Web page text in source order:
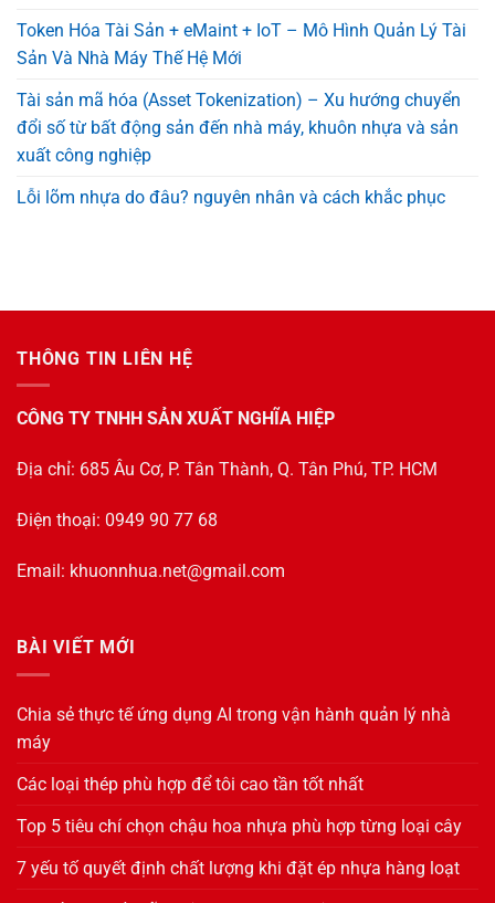
Token Hóa Tài Sản + eMaint + IoT – Mô Hình Quản Lý Tài
Sản Và Nhà Máy Thế Hệ Mới
Tài sản mã hóa (Asset Tokenization) – Xu hướng chuyển
đổi số từ bất động sản đến nhà máy, khuôn nhựa và sản
xuất công nghiệp
Lỗi lõm nhựa do đâu? nguyên nhân và cách khắc phục
THÔNG TIN LIÊN HỆ
CÔNG TY TNHH SẢN XUẤT NGHĨA HIỆP
Địa chỉ: 685 Âu Cơ, P. Tân Thành, Q. Tân Phú, TP. HCM
Điện thoại: 0949 90 77 68
Email: khuonnhua.net@gmail.com
BÀI VIẾT MỚI
Chia sẻ thực tế ứng dụng AI trong vận hành quản lý nhà
máy
Các loại thép phù hợp để tôi cao tần tốt nhất
Top 5 tiêu chí chọn chậu hoa nhựa phù hợp từng loại cây
7 yếu tố quyết định chất lượng khi đặt ép nhựa hàng loạt